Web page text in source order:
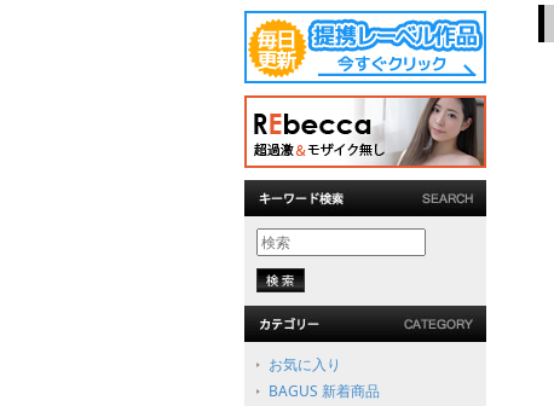
お気に入り
BAGUS 新着商品